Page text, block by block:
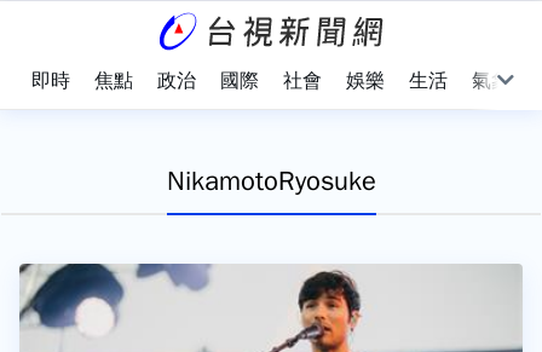
即時 焦點 政治 國際 社會 娛樂 生活 氣象
NikamotoRyosuke